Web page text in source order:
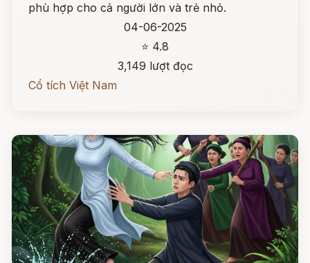
phù hợp cho cả người lớn và trẻ nhỏ.
04-06-2025
⭐ 4.8
3,149 lượt đọc
Cổ tích Việt Nam